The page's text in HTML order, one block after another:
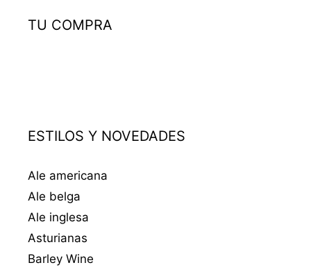
TU COMPRA
ESTILOS Y NOVEDADES
Ale americana
Ale belga
Ale inglesa
Asturianas
Barley Wine